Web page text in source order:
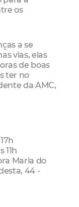
os
a se
vias, elas
de boas
ter no
da AMC,
11h
Maria do
44 -